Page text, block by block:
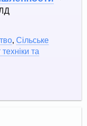
,Сільське
та